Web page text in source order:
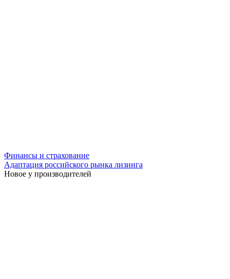
Финансы и страхование
Адаптация российского рынка лизинга
Новое у производителей